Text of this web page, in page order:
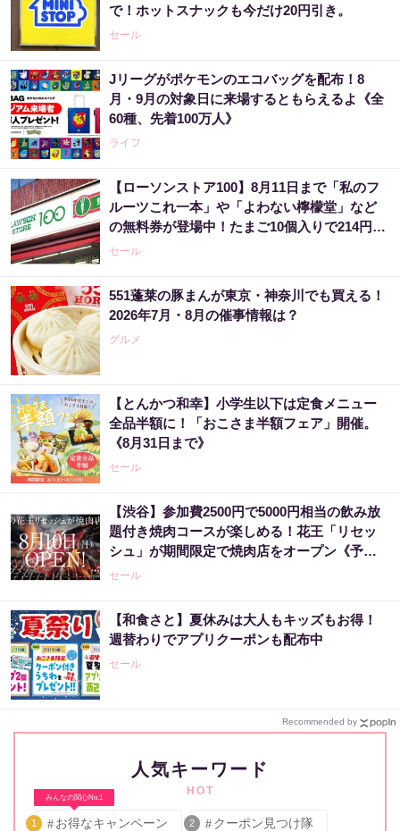
で！ホットスナックも今だけ20円引き。
セール
Jリーグがポケモンのエコバッグを配布！8
月・9月の対象日に来場するともらえるよ《全
60種、先着100万人》
ライフ
【ローソンストア100】8月11日まで「私のフ
ルーツこれ一本」や「よわない檸檬堂」など
の無料券が登場中！たまご10個入りで214円な
どのお得企画も見逃せない。
セール
551蓬莱の豚まんが東京・神奈川でも買える！
2026年7月・8月の催事情報は？
グルメ
【とんかつ和幸】小学生以下は定食メニュー
全品半額に！「おこさま半額フェア」開催。
《8月31日まで》
セール
【渋谷】参加費2500円で5000円相当の飲み放
題付き焼肉コースが楽しめる！花王「リセッ
シュ」が期間限定で焼肉店をオープン《予約
受付中》
セール
【和食さと】夏休みは大人もキッズもお得！
週替わりでアプリクーポンも配布中
セール
Recommended by
人気キーワード
HOT
みんなの関心No.1
1 お得なキャンペーン 2 クーポン見つけ隊